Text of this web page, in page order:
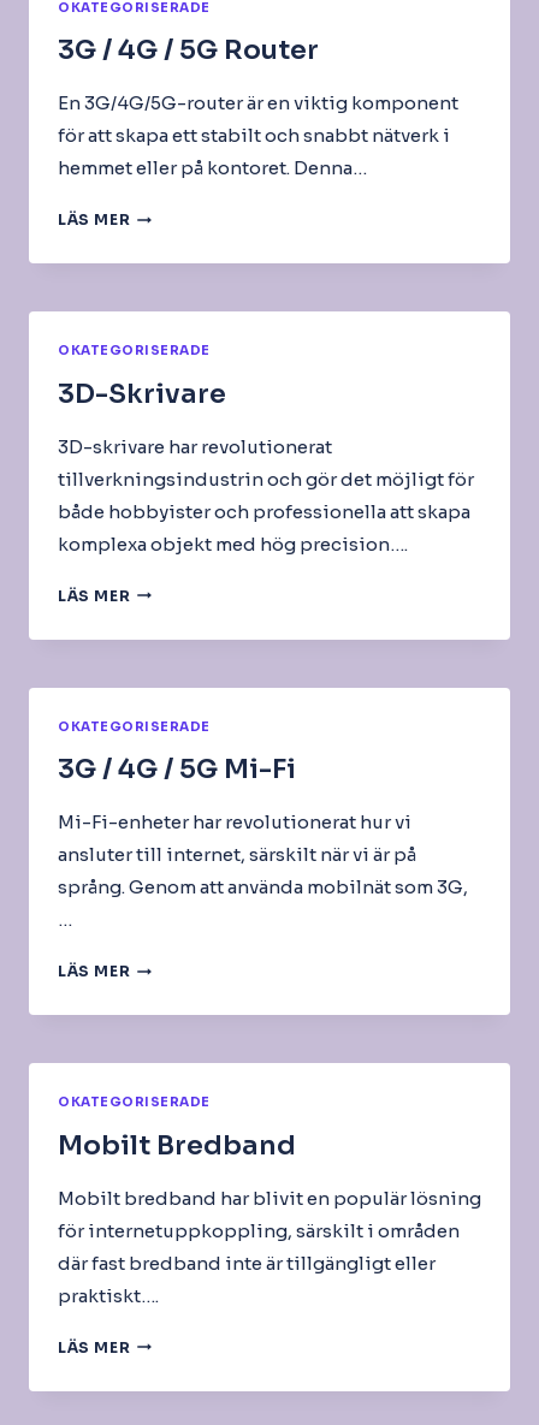
OKATEGORISERADE
3G / 4G / 5G Router
En 3G/4G/5G-router är en viktig komponent
för att skapa ett stabilt och snabbt nätverk i
hemmet eller på kontoret. Denna…
LÄS MER 3G
4G
5G
OKATEGORISERADE
3D-Skrivare
3D-skrivare har revolutionerat
tillverkningsindustrin och gör det möjligt för
både hobbyister och professionella att skapa
komplexa objekt med hög precision….
LÄS MER 3D-
OKATEGORISERADE
3G / 4G / 5G Mi-Fi
Mi-Fi-enheter har revolutionerat hur vi
ansluter till internet, särskilt när vi är på
språng. Genom att använda mobilnät som 3G,
…
LÄS MER 3G
4G
5G
OKATEGORISERADE
Mobilt Bredband
Mobilt bredband har blivit en populär lösning
för internetuppkoppling, särskilt i områden
där fast bredband inte är tillgängligt eller
praktiskt….
LÄS MER MOBILT